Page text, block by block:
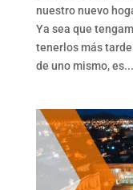
nuestro nuevo
Ya sea que
tenerlos más
de uno mismo, es...